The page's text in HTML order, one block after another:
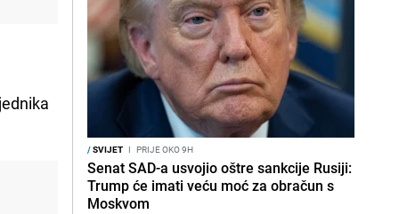
/SVIJET I PRIJE OKO 9H
Senat SAD-a usvojio oštre sankcije Rusiji:
Trump će imati veću moć za obračun s
Moskvom